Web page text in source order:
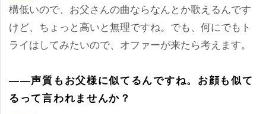
構低いので、お父さんの曲ならなんとか歌えるんです
けど、ちょっと高いと無理ですね。でも、何にでもト
ライはしてみたいので、オファーが来たら考えます。
――声質もお父様に似てるんですね。お顔も似て
るって言われませんか？